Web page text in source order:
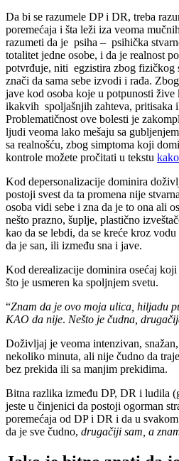
Da bi se razumele DP i DR, treba
poremećaja i šta leži iza veoma
razumeti da je psiha – psihička
totalitet jedne osobe, i da je realnost
potvrđuje, niti egzistira zbog fizičkog
znači da sama sebe izvodi i rađa.
jave kod osoba koje u potpunosti
ikakvih spoljašnjih zahteva, pritisaka
Problematičnost ove bolesti je
ljudi veoma lako mešaju sa
sa realnošću, zbog simptoma koji
kontrole možete pročitati u tekstu
Kod depersonalizacije dominira
postoji svest da ta promena nije
osoba vidi sebe i zna da je to ona ali
nešto prazno, šuplje, plastično
kao da se lebdi, da se kreće kroz
da je san, ili između sna i jave.
Kod derealizacije dominira osećaj koji
što je usmeren ka spoljnjem svetu.
“Znam da je ovo moja ulica, hiljadu
KAO da nije. Nešto je čudna,
Doživljaj je veoma intenzivan,
nekoliko minuta, ali nije čudno da
bez prekida ili sa manjim prekidima.
Bitna razlika između DP, DR i ludila
jeste u činjenici da postoji ogorman
poremećaja od DP i DR i da u
da je sve čudno, drugačiji sam, a